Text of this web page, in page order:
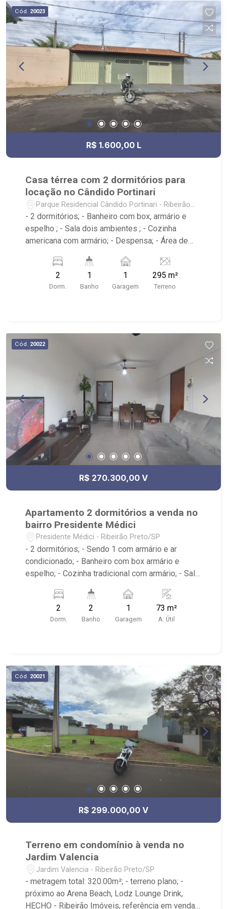
Cód. 20023
R$ 1.600,00 L
Casa térrea com 2 dormitórios para
locação no Cândido Portinari
Parque Residencial Cândido Portinari - Ribeirão
Preto/SP
- 2 dormitórios; - Banheiro com box, armário e
espelho ; - Sala dois ambientes ; - Cozinha
americana com armário; - Despensa; - Área de
Próximo A.P.Minelli de Souza Academia, DN
Panificadora e Mercearia, Alfa Suplementos
2
Dorm.
1
Banho
1
Garagem
295 m²
Terreno
Cód. 20022
R$ 270.300,00 V
Apartamento 2 dormitórios a venda no
bairro Presidente Médici
Presidente Médici - Ribeirão Preto/SP
- 2 dormitórios; - Sendo 1 com armário e ar
condicionado; - Banheiro com box armário e
espelho; - Cozinha tradicional com armário; - Sala
elevador; - Sacada; - Próximo ao jotta burguer,
Panificadora Vó Luzia, 3Fit Ribeirão Preto Luzia,
Telepizza mineiro;
2
Dorm.
2
Banho
1
Garagem
73 m²
A. Útil
Cód. 20021
R$ 299.000,00 V
Terreno em condomínio à venda no
Jardim Valencia
Jardim Valencia - Ribeirão Preto/SP
- metragem total: 320.00m²; - terreno plano; -
próximo ao Arena Beach, Lodz Lounge Drink,
HECHO - Ribeirão Imóveis, referência em venda,